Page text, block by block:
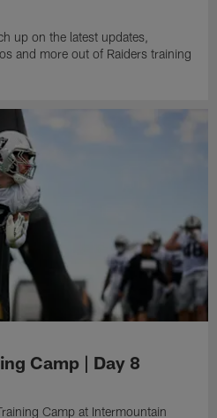
up on the latest updates,
and more out of Raiders training
Camp | Day 8
Camp at Intermountain